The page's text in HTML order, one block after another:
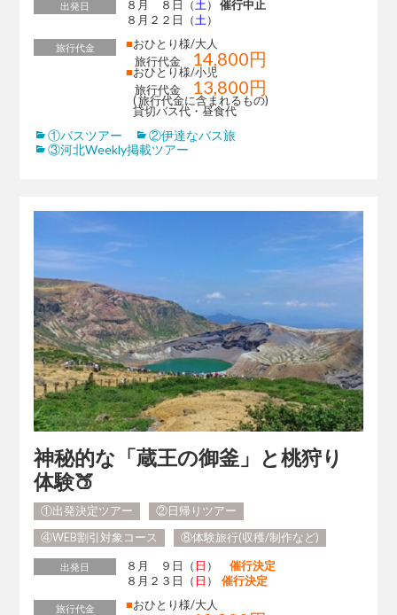
出発日 ８月 ８日（ 土 ）催行中止
８月２２日（ 土 ）
旅行代金 ■おひとり様/大人
旅行代金
14,800円
■おひとり様/小児
旅行代金
13,800円
( 旅行代金に含まれるもの)
貸切バス代・昼食代
①バスツアー
②伊達なバス旅
③河北Weekly掲載ツアー
神秘的な「蔵王の御釜」と桃狩り
体験🍑
①出発決定ツアー
②日帰りツアー
④WEB割引対象コース
⑧体験旅行(収穫/制作など)
出発日 ８月 ９日（ 日 ）催行決定
８月２３日（ 日 ）催行決定
旅行代金 ■おひとり様/大人